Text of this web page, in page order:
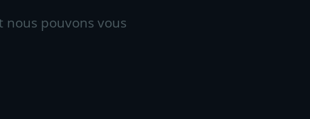
nous pouvons vous